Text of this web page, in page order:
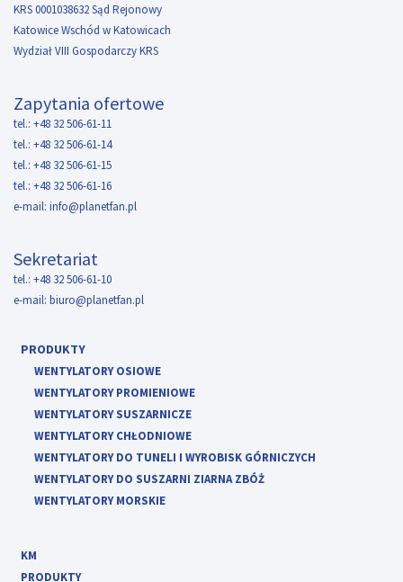
KRS 0001038632 Sąd Rejonowy
Katowice Wschód w Katowicach
Wydział VIII Gospodarczy KRS
Zapytania ofertowe
tel.: +48 32 506-61-11
tel.: +48 32 506-61-14
tel.: +48 32 506-61-15
tel.: +48 32 506-61-16
e-mail: info@planetfan.pl
Sekretariat
tel.: +48 32 506-61-10
e-mail: biuro@planetfan.pl
PRODUKTY
WENTYLATORY OSIOWE
WENTYLATORY PROMIENIOWE
WENTYLATORY SUSZARNICZE
WENTYLATORY CHŁODNIOWE
WENTYLATORY DO TUNELI I WYROBISK GÓRNICZYCH
WENTYLATORY DO SUSZARNI ZIARNA ZBÓŻ
WENTYLATORY MORSKIE
KM
PRODUKTY